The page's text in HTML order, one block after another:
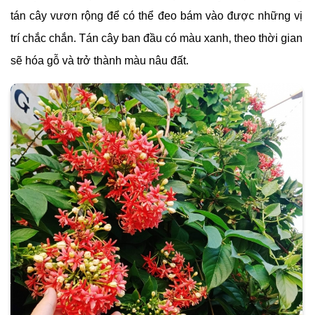
tán cây vươn rộng để có thể đeo bám vào được những vị
trí chắc chắn. Tán cây ban đầu có màu xanh, theo thời gian
sẽ hóa gỗ và trở thành màu nâu đất.